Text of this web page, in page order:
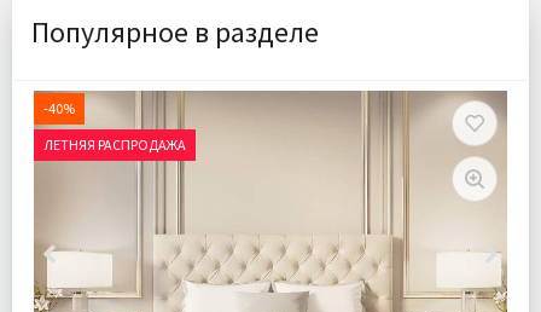
Популярное в разделе
-40%
ЛЕТНЯЯ РАСПРОДАЖА